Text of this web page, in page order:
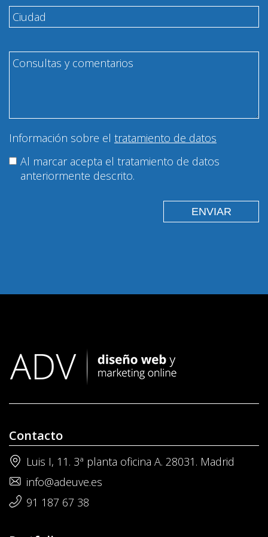
Información sobre el tratamiento de datos
Al marcar acepta el tratamiento de datos
anteriormente descrito.
Contacto
Luis I, 11. 3ª planta oficina A. 28031. Madrid
info@adeuve.es
91 187 67 38